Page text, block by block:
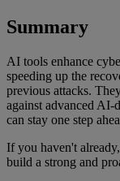
Summary
AI tools enhance
speeding up the
previous attacks.
against advanced
can stay one step
If you haven't
build a strong and